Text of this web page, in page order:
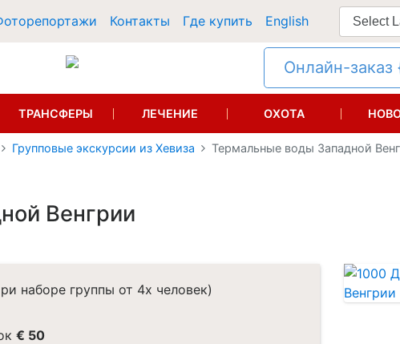
Контакты Где купить English
Онлайн-
ТРАНСФЕРЫ ЛЕЧЕНИЕ ОХОТА
Групповые экскурсии из Хевиза Термальные воды Западной
Венгрии
наборе группы от 4х человек)
€ 50